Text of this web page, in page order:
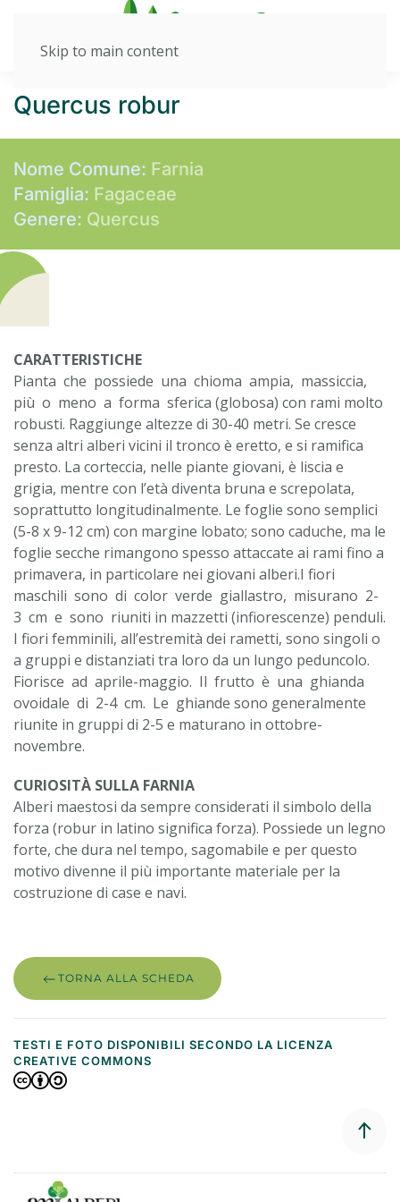
Skip to main content
Quercus robur
Nome Comune: Farnia
Famiglia: Fagaceae
Genere: Quercus
CARATTERISTICHE
Pianta che possiede una chioma ampia, massiccia,
più o meno a forma sferica (globosa) con rami molto
robusti. Raggiunge altezze di 30-40 metri. Se cresce
senza altri alberi vicini il tronco è eretto, e si ramifica
presto. La corteccia, nelle piante giovani, è liscia e
grigia, mentre con l’età diventa bruna e screpolata,
soprattutto longitudinalmente. Le foglie sono semplici
(5-8 x 9-12 cm) con margine lobato; sono caduche, ma le
foglie secche rimangono spesso attaccate ai rami fino a
primavera, in particolare nei giovani alberi.I fiori
maschili sono di color verde giallastro, misurano 2-
3 cm e sono riuniti in mazzetti (infiorescenze) penduli.
I fiori femminili, all’estremità dei rametti, sono singoli o
a gruppi e distanziati tra loro da un lungo peduncolo.
Fiorisce ad aprile-maggio. Il frutto è una ghianda
ovoidale di 2-4 cm. Le ghiande sono generalmente
riunite in gruppi di 2-5 e maturano in ottobre-
novembre.
CURIOSITÀ SULLA FARNIA
Alberi maestosi da sempre considerati il simbolo della
forza (robur in latino significa forza). Possiede un legno
forte, che dura nel tempo, sagomabile e per questo
motivo divenne il più importante materiale per la
costruzione di case e navi.
TORNA ALLA SCHEDA
TESTI E FOTO DISPONIBILI SECONDO LA LICENZA
CREATIVE COMMONS